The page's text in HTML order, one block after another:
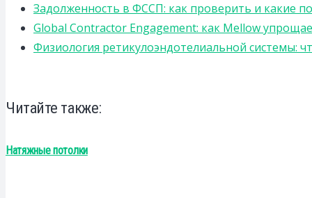
Задолженность в ФССП: как проверить и какие
Global Contractor Engagement: как Mellow
Физиология ретикулоэндотелиальной системы:
Читайте также:
Натяжные потолки